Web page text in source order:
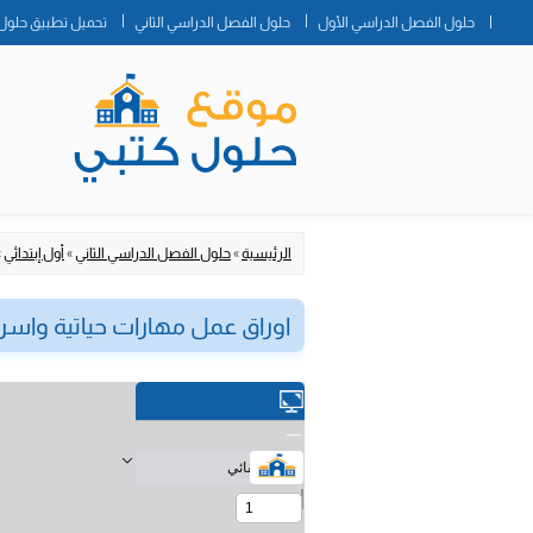
حلول الفصل الدراسي الأول حلول الفصل الدراسي الثاني تحميل تطبيق
الرئيسية»حلول الفصل الدراسي الثاني» أول إبتدائي
اوراق عمل مهارات حياتية واسرية